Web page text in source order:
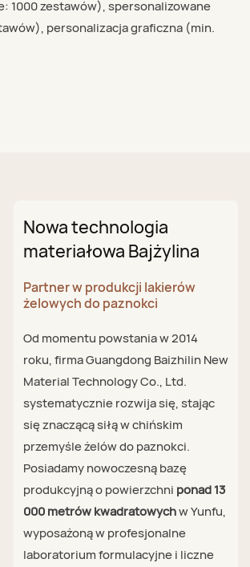
1000 zestawów), spersonalizowane
personalizacja graficzna (min.
Nowa technologia
materiałowa Bajżylina
Partner w produkcji lakierów
żelowych do paznokci
Od momentu powstania w 2014
roku, firma Guangdong Baizhilin New
Material Technology Co., Ltd.
systematycznie rozwija się, stając
się znaczącą siłą w chińskim
przemyśle żelów do paznokci.
Posiadamy nowoczesną bazę
produkcyjną o powierzchni ponad 13
000 metrów kwadratowychw Yunfu,
wyposażoną w profesjonalne
laboratorium formulacyjne i liczne